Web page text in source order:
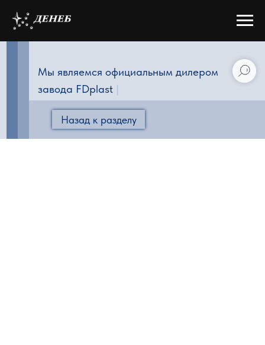
Мы являемся официальным дилером
завода FDplast |
Назад к разделу